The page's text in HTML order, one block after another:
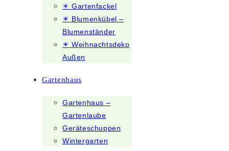
☀ Gartenfackel
☀ Blumenkübel –
Blumenständer
☀ Weihnachtsdeko
Außen
Gartenhaus
Gartenhaus –
Gartenlaube
Geräteschuppen
Wintergarten